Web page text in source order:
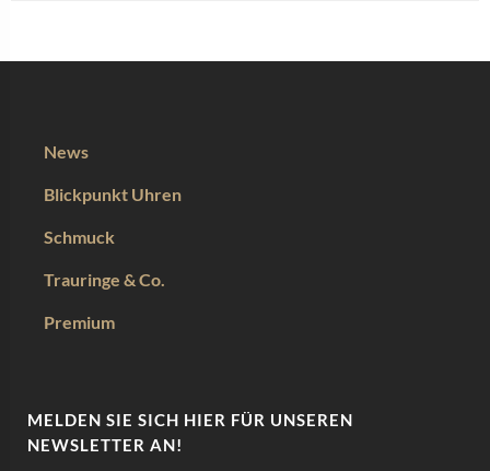
News
Blickpunkt Uhren
Schmuck
Trauringe & Co.
Premium
MELDEN SIE SICH HIER FÜR UNSEREN
NEWSLETTER AN!